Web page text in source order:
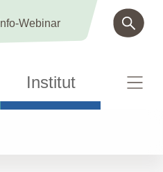
Info-Webinar
Institut